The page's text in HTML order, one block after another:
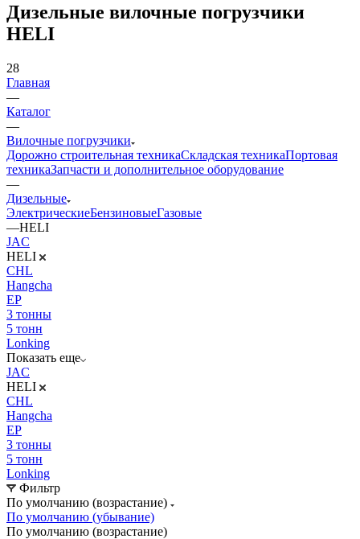
Дизельные вилочные погрузчики
HELI
28
Главная
—
Каталог
—
Вилочные погрузчики
Дорожно строительная техникаСкладская техникаПортовая
техникаЗапчасти и дополнительное оборудование
—
Дизельные
ЭлектрическиеБензиновыеГазовые
—HELI
JAC
HELI
CHL
Hangcha
EP
3 тонны
5 тонн
Lonking
Показать еще
JAC
HELI
CHL
Hangcha
EP
3 тонны
5 тонн
Lonking
Фильтр
По умолчанию (возрастание)
По умолчанию (убывание)
По умолчанию (возрастание)